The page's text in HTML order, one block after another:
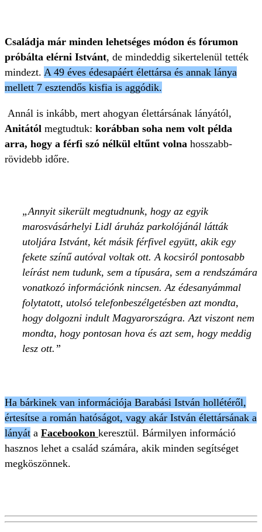
Családja már minden lehetséges módon és fórumon
próbálta elérni Istvánt, de mindeddig sikertelenül tették
mindezt. A 49 éves édesapáért élettársa és annak lánya
mellett 7 esztendős kisfia is aggódik.
Annál is inkább, mert ahogyan élettársának lányától,
Anitától megtudtuk: korábban soha nem volt példa
arra, hogy a férfi szó nélkül eltűnt volna hosszabb-
rövidebb időre.
Annyit sikerült megtudnunk, hogy az egyik
marosvásárhelyi Lidl áruház parkolójánál látták
utoljára Istvánt, két másik férfivel együtt, akik egy
fekete színű autóval voltak ott. A kocsiról pontosabb
leírást nem tudunk, sem a típusára, sem a rendszámára
vonatkozó információnk nincsen. Az édesanyámmal
folytatott, utolsó telefonbeszélgetésben azt mondta,
hogy dolgozni indult Magyarországra. Azt viszont nem
mondta, hogy pontosan hova és azt sem, hogy meddig
lesz ott.
Ha bárkinek van információja Barabási István hollétéről,
értesítse a román hatóságot, vagy akár István élettársának a
lányát a Facebookon keresztül. Bármilyen információ
hasznos lehet a család számára, akik minden segítséget
megköszönnek.